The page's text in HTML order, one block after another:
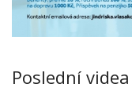
Poslední videa